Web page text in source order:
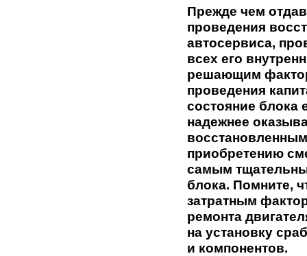
Прежде чем
проведения
автосервиса,
всех его
решающим
проведения
состояние блока
надежнее
приобретению
самым
блока. Помните,
затратным
ремонта
на установку
и компонентов.